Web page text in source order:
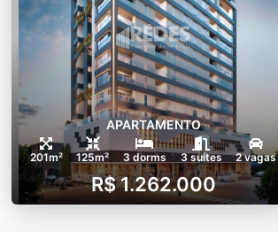
APARTAMENTO
201m² 125m² 3 dorms 3 suítes 2 vagas
R$ 1.262.000